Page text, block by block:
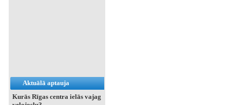
Aktuālā aptauja
Kurās Rīgas centra ielās vajag